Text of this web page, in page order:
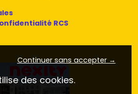
RCS
Continuer sans accepter →
des cookies.